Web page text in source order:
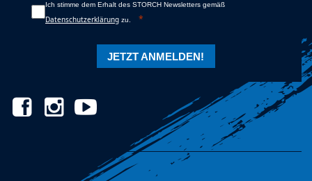
Ich stimme dem Erhalt des STORCH Newsletters gemäß
Datenschutzerklärung zu.
JETZT ANMELDEN!